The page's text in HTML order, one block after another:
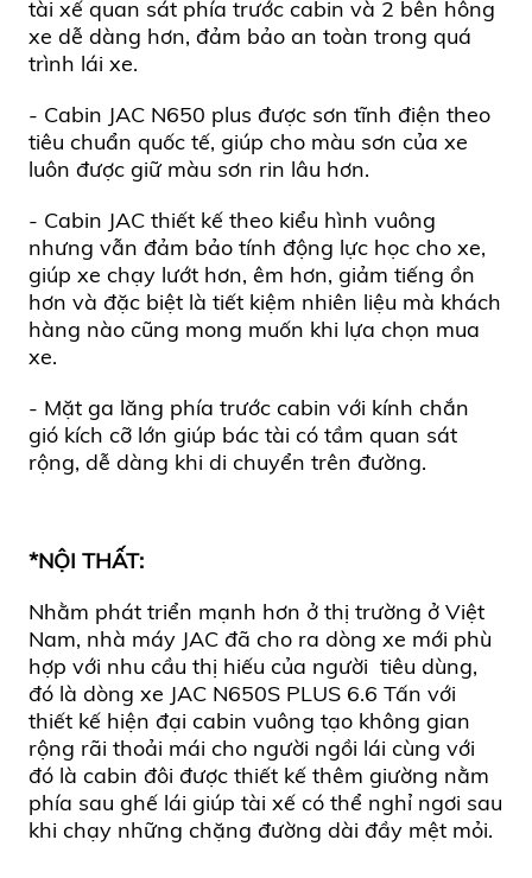
tài xế quan sát phía trước cabin và 2 bên hông
xe dễ dàng hơn, đảm bảo an toàn trong quá
trình lái xe.
- Cabin JAC N650 plus được sơn tĩnh điện theo
tiêu chuẩn quốc tế, giúp cho màu sơn của xe
luôn được giữ màu sơn rin lâu hơn.
- Cabin JAC thiết kế theo kiểu hình vuông
nhưng vẫn đảm bảo tính động lực học cho xe,
giúp xe chạy lướt hơn, êm hơn, giảm tiếng ồn
hơn và đặc biệt là tiết kiệm nhiên liệu mà khách
hàng nào cũng mong muốn khi lựa chọn mua
xe.
- Mặt ga lăng phía trước cabin với kính chắn
gió kích cỡ lớn giúp bác tài có tầm quan sát
rộng, dễ dàng khi di chuyển trên đường.
*NỘI THẤT:
Nhằm phát triển mạnh hơn ở thị trường ở Việt
Nam, nhà máy JAC đã cho ra dòng xe mới phù
hợp với nhu cầu thị hiếu của người tiêu dùng,
đó là dòng xe JAC N650S PLUS 6.6 Tấn với
thiết kế hiện đại cabin vuông tạo không gian
rộng rãi thoải mái cho người ngồi lái cùng với
đó là cabin đôi được thiết kế thêm giường nằm
phía sau ghế lái giúp tài xế có thể nghỉ ngơi sau
khi chạy những chặng đường dài đầy mệt mỏi.